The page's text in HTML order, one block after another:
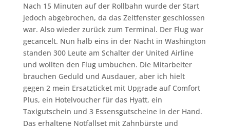
Nach 15 Minuten auf der Rollbahn wurde der Start
jedoch abgebrochen, da das Zeitfenster geschlossen
war. Also wieder zurück zum Terminal. Der Flug war
gecancelt. Nun halb eins in der Nacht in Washington
standen 300 Leute am Schalter der United Airline
und wollten den Flug umbuchen. Die Mitarbeiter
brauchen Geduld und Ausdauer, aber ich hielt
gegen 2 mein Ersatzticket mit Upgrade auf Comfort
Plus, ein Hotelvoucher für das Hyatt, ein
Taxigutschein und 3 Essensgutscheine in der Hand.
Das erhaltene Notfallset mit Zahnbürste und